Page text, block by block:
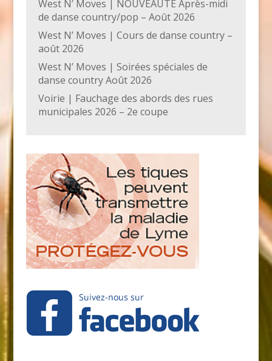
West N’ Moves | NOUVEAUTÉ Après-midi
de danse country/pop – Août 2026
West N’ Moves | Cours de danse country –
août 2026
West N’ Moves | Soirées spéciales de
danse country Août 2026
Voirie | Fauchage des abords des rues
municipales 2026 – 2e coupe